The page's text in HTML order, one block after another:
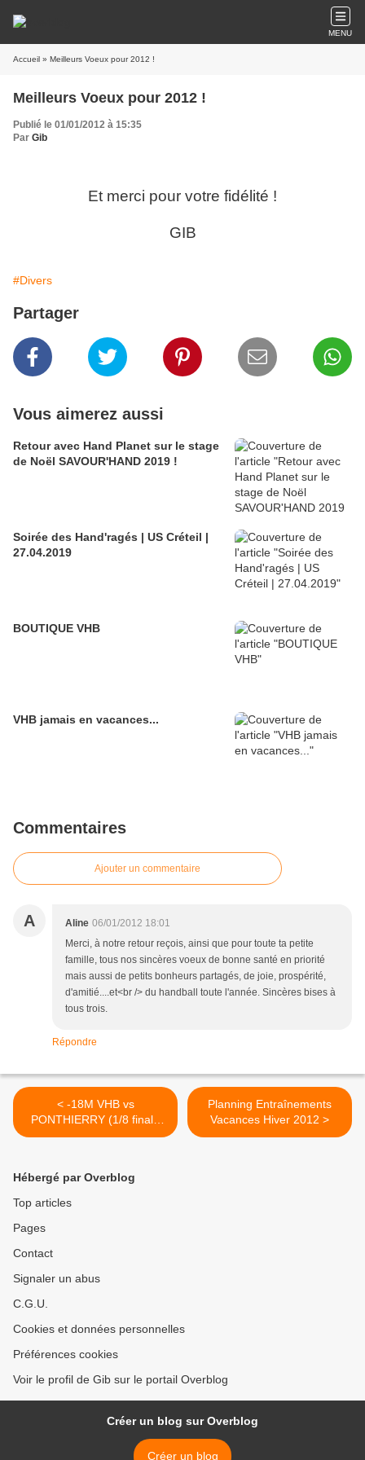
MENU
Accueil » Meilleurs Voeux pour 2012 !
Meilleurs Voeux pour 2012 !
Publié le 01/01/2012 à 15:35
Par Gib
Et merci pour votre fidélité !
GIB
#Divers
Partager
Vous aimerez aussi
Retour avec Hand Planet sur le stage
de Noël SAVOUR'HAND 2019 !
Soirée des Hand'ragés | US Créteil |
27.04.2019
BOUTIQUE VHB
VHB jamais en vacances...
Commentaires
Ajouter un commentaire
A Aline 06/01/2012 18:01
Merci, à notre retour reçois, ainsi que pour toute ta petite
famille, tous nos sincères voeux de bonne santé en priorité
mais aussi de petits bonheurs partagés, de joie, prospérité,
d'amitié....et<br /> du handball toute l'année. Sincères bises à
tous trois.
Répondre
< -18M VHB vs
PONTHIERRY (1/8 finale
Coupe LIFE - 17.12.2011)
Planning Entraînements
Vacances Hiver 2012 >
Hébergé par Overblog
Top articles
Pages
Contact
Signaler un abus
C.G.U.
Cookies et données personnelles
Préférences cookies
Voir le profil de Gib sur le portail Overblog
Créer un blog sur Overblog
Créer un blog